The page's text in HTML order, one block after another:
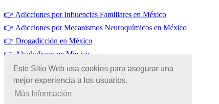
Este Sitio Web usa cookies para asegurar una
mejor experiencia a los usuarios.
Más Información
👉 Adicciones por Influencias Familiares en México
👉 Adicciones por Mecanismos Neuroquímicos en México
👉 Drogadicción en México
👉 Alcoholismo en México
👉Adicciones por Influencias de Amistades en México
👉Adicciones por Genética en México
© Copyright 2026 | Todos los Derechos Reservados